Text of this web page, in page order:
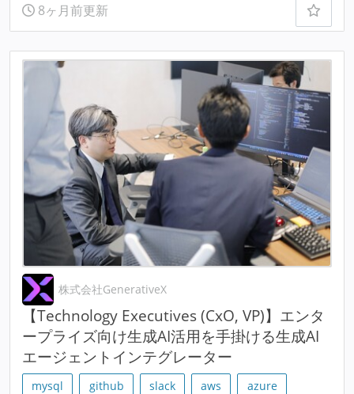
8ヶ月前更新
株式会社GenerativeX
【Technology Executives (CxO, VP)】エンタ
ープライズ向け生成AI活用を手掛ける生成AI
エージェントインテグレーター
mysql github slack aws
azure